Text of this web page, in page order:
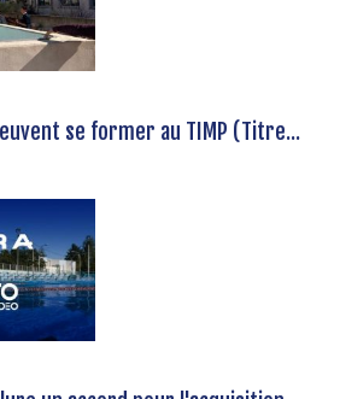
se former au TIMP (Titre...